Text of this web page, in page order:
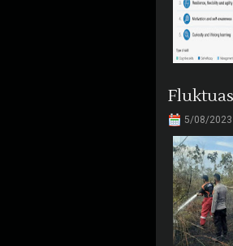
5/08/2023